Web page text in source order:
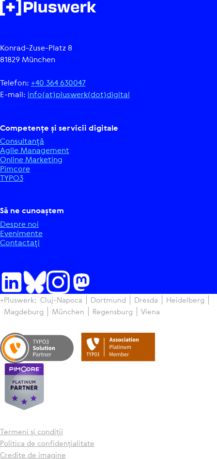
Konrad-Zuse-Platz 8
81829 München
Telefon: +40 364 630047
E-mail: info(at)pluswerk(dot)digital
Com­pe­tențe și servicii digitale
Con­sul­tanță
Agile Mana­ge­ment
Online Marketing
Pimcore
TYPO3
Să ne cunoaștem
Despre noi
Eve­ni­mente
Con­tac­tați
+Pluswerk: Cluj-Napoca Dortmund Dresda
Hei­del­berg
Magdeburg
München Regen­sburg Viena
Termeni și condiții
Politica de con­fi­den­ți­a­li­tate
Credite de imagine